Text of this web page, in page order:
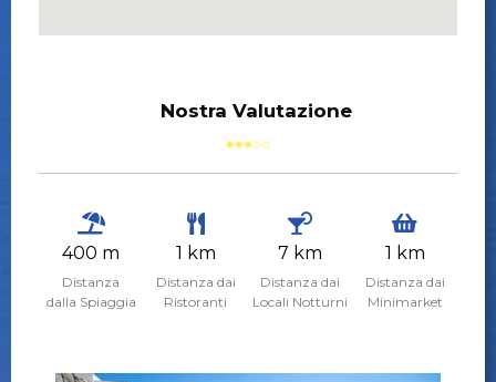
Nostra Valutazione
400 m
Distanza
dalla Spiaggia
1 km
Distanza dai
Ristoranti
7 km
Distanza dai
Locali Notturni
1 km
Distanza dai
Minimarket